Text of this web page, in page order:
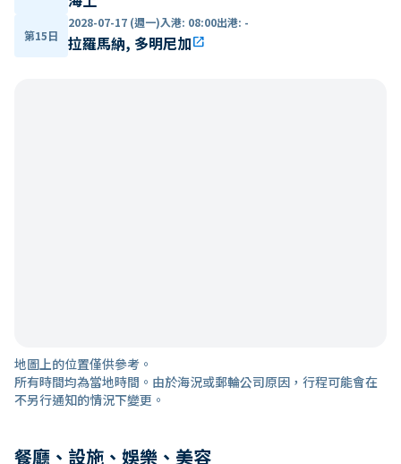
第15日
2028-07-17 (週一)入港: 08:00出港: -
拉羅馬納, 多明尼加open_in_new
地圖上的位置僅供參考。
所有時間均為當地時間。由於海況或郵輪公司原因，行程可能會在
不另行通知的情況下變更。
餐廳、設施、娛樂、美容